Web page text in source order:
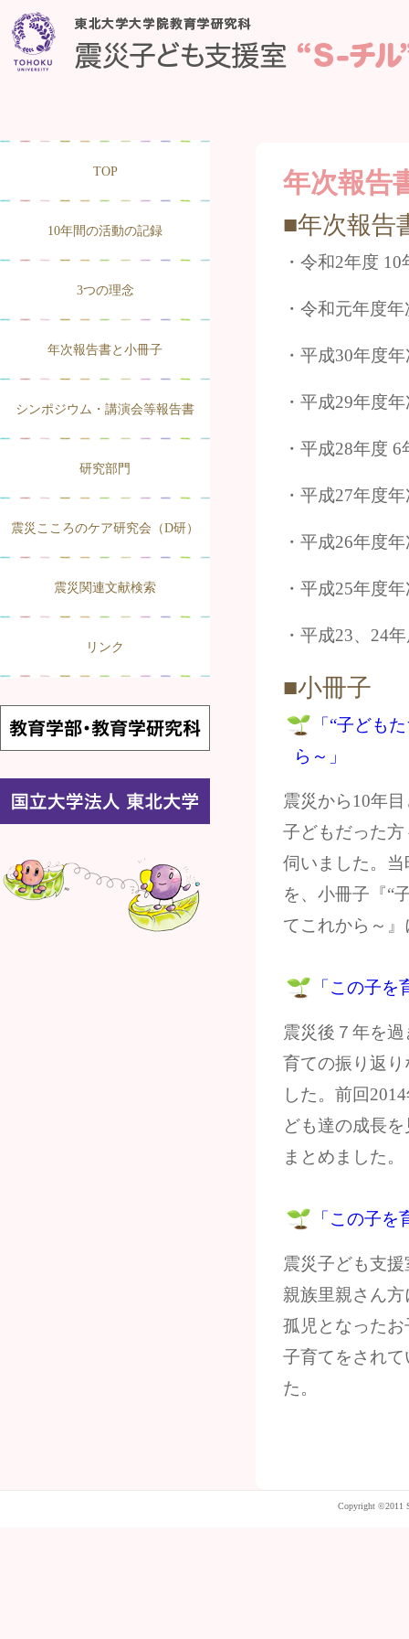
TOP
10年間の活動の記録
3つの理念
年次報告書と小冊子
シンポジウム・講演会等報告書
研究部門
震災こころのケア研究会（D研）
震災関連文献検索
リンク
年次報告
■年次報告
・令和2年度
・令和元年度
・平成30年度
・平成29年度
・平成28年度
・平成27年度
・平成26年度
・平成25年度
・平成23、24
■小冊子
「“子ども
ら～」
震災から10年
子どもだった
伺いました。
を、小冊子『“
てこれから～
「この子
震災後７年を
育ての振り返
した。前回
ども達の成長
まとめました。
「この子
震災子ども支
親族里親さん
孤児となった
子育てをされ
た。
Copyright ©2011